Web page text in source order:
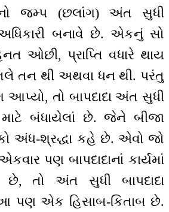
જમ્પ (છલાંગ) અંત સુધી
બનાવે છે. એકનું સો
ઓછી, પ્રાપ્તિ વધારે થાય
તન થી અથવા ધન થી. પરંતુ
તો બાપદાદા અંત સુધી
બંધાયેલાં છે. જેને બીજા
અંધ-શ્રદ્ધા કહે છે. એવો જો
પણ બાપદાદાનાં કાર્યમાં
તો અંત સુધી બાપદાદા
પણ એક હિસાબ-કિતાબ છે.